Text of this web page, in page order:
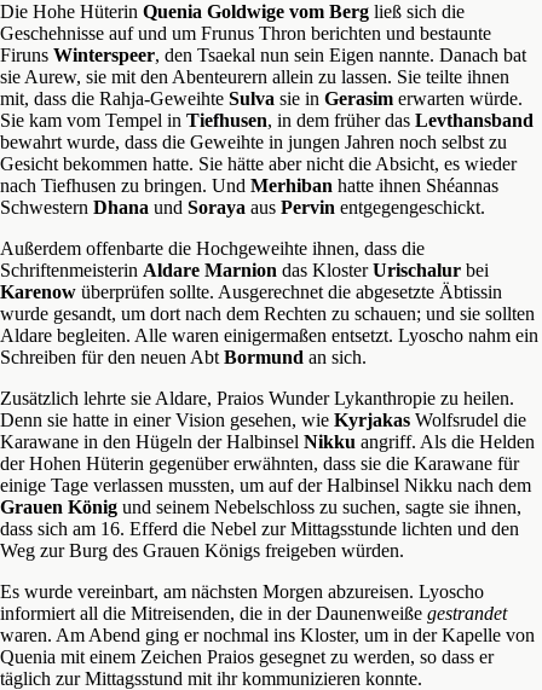
Die Hohe Hüterin Quenia Goldwige vom Berg ließ sich die
Geschehnisse auf und um Frunus Thron berichten und bestaunte
Firuns Winterspeer, den Tsaekal nun sein Eigen nannte. Danach bat
sie Aurew, sie mit den Abenteurern allein zu lassen. Sie teilte ihnen
mit, dass die Rahja-Geweihte Sulva sie in Gerasim erwarten würde.
Sie kam vom Tempel in Tiefhusen, in dem früher das Levthansband
bewahrt wurde, dass die Geweihte in jungen Jahren noch selbst zu
Gesicht bekommen hatte. Sie hätte aber nicht die Absicht, es wieder
nach Tiefhusen zu bringen. Und Merhiban hatte ihnen Shéannas
Schwestern Dhana und Soraya aus Pervin entgegengeschickt.
Außerdem offenbarte die Hochgeweihte ihnen, dass die
Schriftenmeisterin Aldare Marnion das KlosterUrischalur bei
Karenow überprüfen sollte. Ausgerechnet die abgesetzte Äbtissin
wurde gesandt, um dort nach dem Rechten zu schauen; und sie sollten
Aldare begleiten. Alle waren einigermaßen entsetzt. Lyoscho nahm ein
Schreiben für den neuen Abt Bormund an sich.
Zusätzlich lehrte sie Aldare, Praios Wunder Lykanthropie zu heilen.
Denn sie hatte in einer Vision gesehen, wie Kyrjakas Wolfsrudel die
Karawane in den Hügeln der Halbinsel Nikku angriff. Als die Helden
der Hohen Hüterin gegenüber erwähnten, dass sie die Karawane für
einige Tage verlassen mussten, um auf der Halbinsel Nikku nach dem
Grauen König und seinem Nebelschloss zu suchen, sagte sie ihnen,
dass sich am 16. Efferd die Nebel zur Mittagsstunde lichten und den
Weg zur Burg des Grauen Königs freigeben würden.
Es wurde vereinbart, am nächsten Morgen abzureisen. Lyoscho
informiert all die Mitreisenden, die in der Daunenweiße gestrandet
waren. Am Abend ging er nochmal ins Kloster, um in der Kapelle von
Quenia mit einem Zeichen Praios gesegnet zu werden, so dass er
täglich zur Mittagsstund mit ihr kommunizieren konnte.